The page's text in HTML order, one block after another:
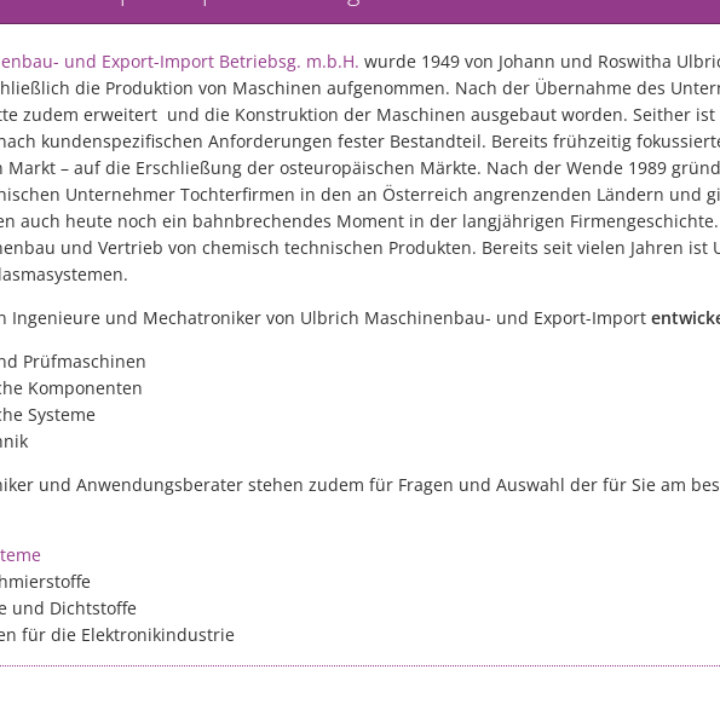
und Export-Import Betriebsg. m.b.H. wurde 1949 von Johann und Roswitha
die Produktion von Maschinen aufgenommen. Nach der Übernahme des
zudem erweitert und die Konstruktion der Maschinen ausgebaut worden. Seither
kundenspezifischen Anforderungen fester Bestandteil. Bereits frühzeitig
Markt – auf die Erschließung der osteuropäischen Märkte. Nach der Wende 1989
Unternehmer Tochterfirmen in den an Österreich angrenzenden Ländern und
auch heute noch ein bahnbrechendes Moment in der langjährigen
und Vertrieb von chemisch technischen Produkten. Bereits seit vielen Jahren
Ingenieure und Mechatroniker von Ulbrich Maschinenbau- und Export-Import
Prüfmaschinen
Komponenten
Systeme
und Anwendungsberater stehen zudem für Fragen und Auswahl der für Sie am
und Dichtstoffe
für die Elektronikindustrie